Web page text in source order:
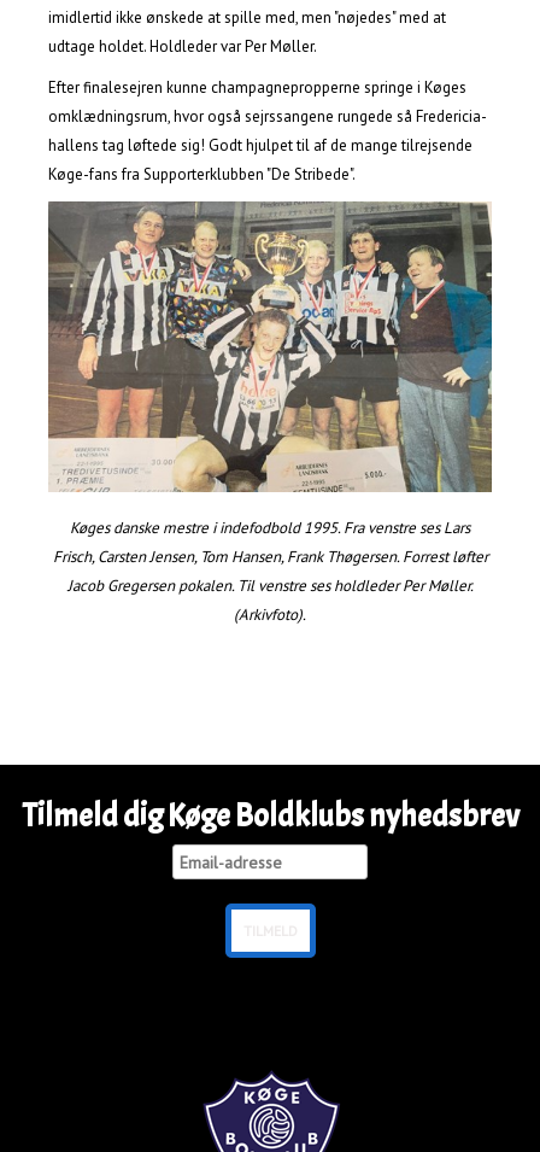
imidlertid ikke ønskede at spille med, men "nøjedes" med at
udtage holdet. Holdleder var Per Møller.
Efter finalesejren kunne champagnepropperne springe i Køges
omklædningsrum, hvor også sejrssangene rungede så Fredericia-
hallens tag løftede sig! Godt hjulpet til af de mange tilrejsende
Køge-fans fra Supporterklubben "De Stribede".
Køges danske mestre i indefodbold 1995. Fra venstre ses Lars
Frisch, Carsten Jensen, Tom Hansen, Frank Thøgersen. Forrest løfter
Jacob Gregersen pokalen. Til venstre ses holdleder Per Møller.
(Arkivfoto).
Tilmeld dig Køge Boldklubs nyhedsbrev